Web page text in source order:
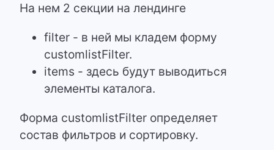
На нем 2 секции на лендинге
filter - в ней мы кладем форму
customlistFilter.
items - здесь будут выводиться
элементы каталога.
Форма customlistFilter определяет
состав фильтров и сортировку.